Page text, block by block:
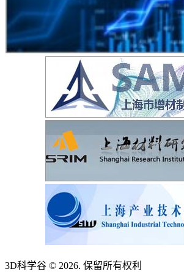
3D科学谷 © 2026. 保留所有权利